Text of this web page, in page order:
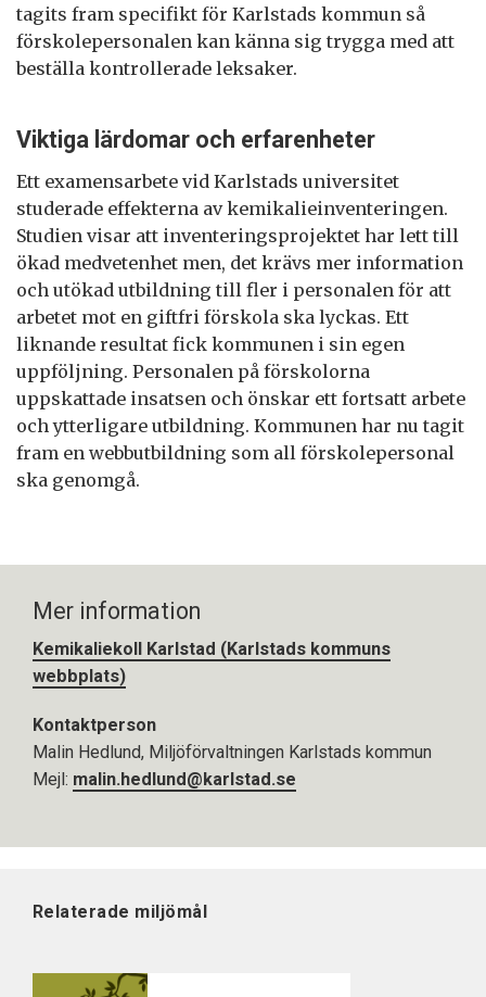
tagits fram specifikt för Karlstads kommun så
förskolepersonalen kan känna sig trygga med att
beställa kontrollerade leksaker.
Viktiga lärdomar och erfarenheter
Ett examensarbete vid Karlstads universitet
studerade effekterna av kemikalieinventeringen.
Studien visar att inventeringsprojektet har lett till
ökad medvetenhet men, det krävs mer information
och utökad utbildning till fler i personalen för att
arbetet mot en giftfri förskola ska lyckas. Ett
liknande resultat fick kommunen i sin egen
uppföljning. Personalen på förskolorna
uppskattade insatsen och önskar ett fortsatt arbete
och ytterligare utbildning. Kommunen har nu tagit
fram en webbutbildning som all förskolepersonal
ska genomgå.
Mer information
Kemikaliekoll Karlstad (Karlstads kommuns
webbplats)
Kontaktperson
Malin Hedlund, Miljöförvaltningen Karlstads kommun
Mejl: malin.hedlund@karlstad.se
Relaterade miljömål